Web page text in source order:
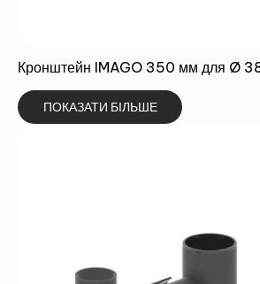
Кронштейн IMAGO 350 мм для Ø
ПОКАЗАТИ БІЛЬШЕ